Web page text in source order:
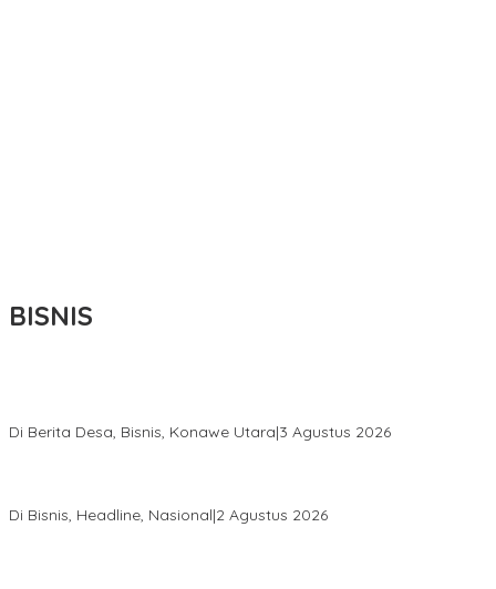
BISNIS
Di Berita Desa, Bisnis, Konawe Utara|3 Agustus 2026
Di Bisnis, Headline, Nasional|2 Agustus 2026